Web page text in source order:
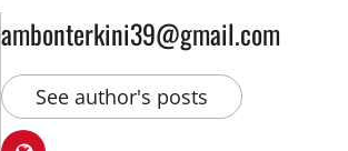
ambonterkini39@gmail.com
See author's posts